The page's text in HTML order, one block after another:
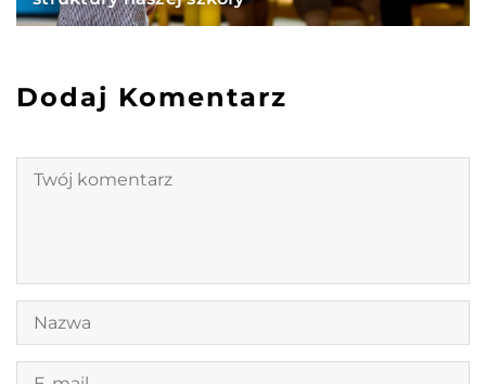
Dodaj Komentarz